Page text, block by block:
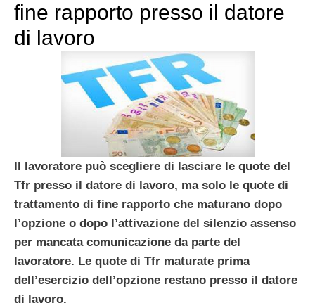
fine rapporto presso il datore
di lavoro
Il lavoratore può scegliere di lasciare le quote del
Tfr presso il datore di lavoro, ma solo le quote di
trattamento di fine rapporto che maturano dopo
l’opzione o dopo l’attivazione del silenzio assenso
per mancata comunicazione da parte del
lavoratore. Le quote di Tfr maturate prima
dell’esercizio dell’opzione restano presso il datore
di lavoro.